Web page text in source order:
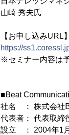
山崎 秀夫氏
【お申し込みURL】
https://
※セミナー内容は
■Beat
社名 ： 株式会社
代表者： 代表取
設立 ： 2004年1